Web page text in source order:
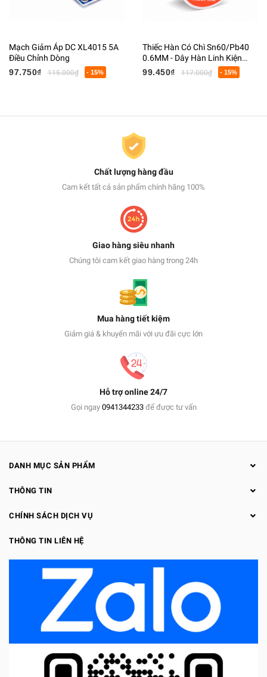
Mạch Giảm Áp DC XL4015 5A
Điều Chỉnh Dòng
97.750₫
115.000₫ - 15%
Thiếc Hàn Có Chì Sn60/Pb40
0.6MM - Dây Hàn Linh Kiện
Điện Tử Có Lõi Flux
99.450₫ 117.000₫ - 15%
Chất lượng hàng đầu
Cam kết tất cả sản phẩm chính hãng 100%
Giao hàng siêu nhanh
Chúng tôi cam kết giao hàng trong 24h
Mua hàng tiết kiệm
Giảm giá & khuyến mãi với ưu đãi cực lớn
Hỗ trợ online 24/7
Gọi ngay 0941344233để được tư vấn
DANH MỤC SẢN PHẨM
THÔNG TIN
CHÍNH SÁCH DỊCH VỤ
THÔNG TIN LIÊN HỆ